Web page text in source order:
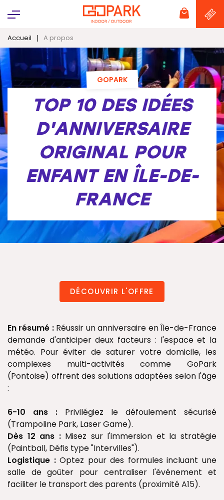
Panneau de gestion des cookies
Accueil | A propos
GOPARK
TOP 10 DES IDÉES
D'ANNIVERSAIRE
ORIGINAL POUR
ENFANT EN ÎLE-DE-
FRANCE
DÉCOUVRIR L'OFFRE
En résumé : Réussir un anniversaire en Île-de-France
demande d'anticiper deux facteurs : l'espace et la
météo. Pour éviter de saturer votre domicile, les
complexes multi-activités comme GoPark
(Pontoise) offrent des solutions adaptées selon l'âge
:
6-10 ans : Privilégiez le défoulement sécurisé
(Trampoline Park, Laser Game).
Dès 12 ans : Misez sur l'immersion et la stratégie
(Paintball, Défis type "Intervilles").
Logistique :Optez pour des formules incluant une
salle de goûter pour centraliser l'événement et
faciliter le transport des parents (proximité A15).